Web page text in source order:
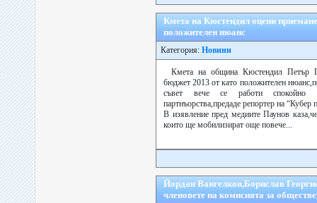
Кмета на Кюстендил оцени
положителен нюанс
Категория: Новини
Кмета на община Кюстендил Петър
бюджет 2013 от като положителен
съвет вече се работи спокойно
партнъорства,предаде репортер на “Кубер
В изявление пред медиите Паунов
които ще мобилизират още повече...
Йордан Вангелков,Борислав
членовете на комисията за